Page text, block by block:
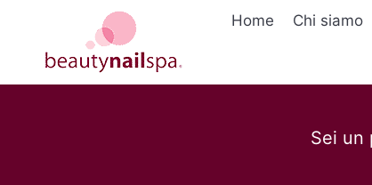
contenuto
Home Chi siamo
Sei un